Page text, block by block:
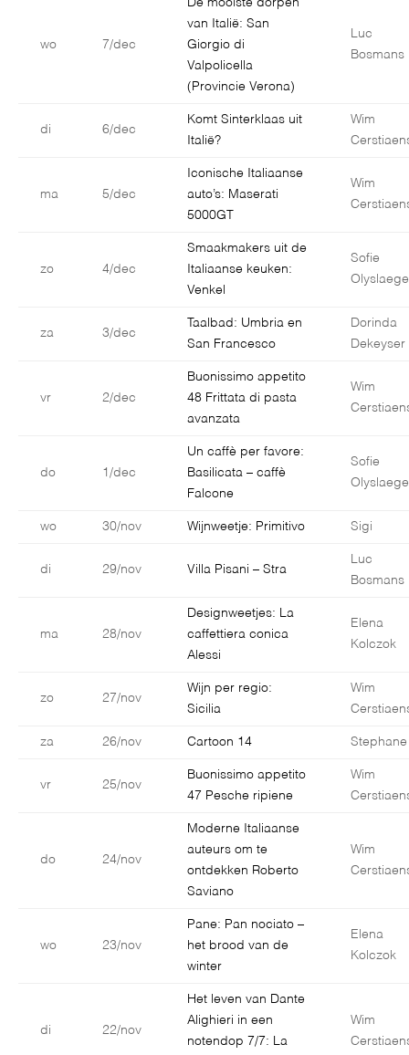
wo 7/dec
De mooiste dorpen
van Italië: San
Giorgio di
Valpolicella
(Provincie Verona)
Luc
Bosmans
di 6/dec
Komt Sinterklaas uit
Italië?
Wim
ma 5/dec
Iconische Italiaanse
auto’s: Maserati
5000GT
Wim
zo 4/dec
Smaakmakers uit de
Italiaanse keuken:
Venkel
Sofie
za 3/dec
Taalbad: Umbria en
San Francesco
Dorinda
Dekeyser
vr 2/dec
Buonissimo appetito
48 Frittata di pasta
avanzata
Wim
do 1/dec
Un caffè per favore:
Basilicata – caffè
Falcone
Sofie
wo 30/nov Wijnweetje: Primitivo Sigi
di 29/nov Villa Pisani – Stra
Luc
Bosmans
ma 28/nov
Designweetjes: La
caffettiera conica
Alessi
Elena
Kolczok
zo 27/nov
Wijn per regio:
Sicilia
Wim
za 26/nov Cartoon 14 Stephane
vr 25/nov
Buonissimo appetito
47 Pesche ripiene
Wim
do 24/nov
Moderne Italiaanse
auteurs om te
ontdekken Roberto
Saviano
Wim
wo 23/nov
Pane: Pan nociato –
het brood van de
winter
Elena
Kolczok
di 22/nov
Het leven van Dante
Alighieri in een
notendop 7/7: La
Wim